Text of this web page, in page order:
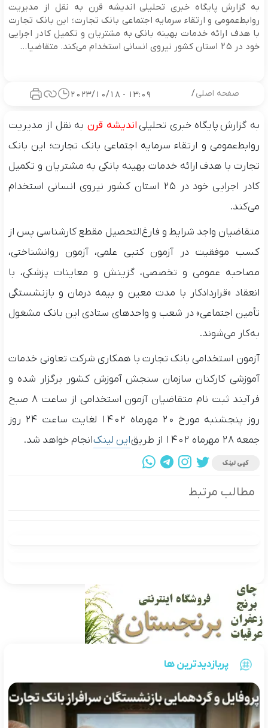
صفحه اصلی/
13:09 - 2023/10/18
به گزارش پایگاه خبری تحلیلی اندیشه قرن به نقل از مدیریت
روابط‌عمومی و ارتقاء سرمایه اجتماعی بانک تجارت؛ این بانک تجارت
با هدف ارائه خدمات بهینه بانکی به مشتریان و تکمیل کادر اجرایی
خود در ۲۵ استان کشور نیروی انسانی استخدام می‌کند. متقاضیا...
به گزارش پایگاه خبری تحلیلی اندیشه قرن به نقل از مدیریت
روابط‌عمومی و ارتقاء سرمایه اجتماعی بانک تجارت؛ این بانک
تجارت با هدف ارائه خدمات بهینه بانکی به مشتریان و تکمیل
کادر اجرایی خود در ۲۵ استان کشور نیروی انسانی استخدام
می‌کند.
متقاضیان واجد شرایط و فارغ‌التحصیل مقطع کارشناسی پس از
کسب موفقیت در آزمون کتبی علمی، آزمون روانشناختی،
مصاحبه عمومی و تخصصی، گزینش و معاینات پزشکی، با
انعقاد «قراردادکار با مدت معین و بیمه درمان و بازنشستگی
تأمین اجتماعی» در شعب و واحدهای ستادی این بانک مشغول
به‌کار می‌شوند.
آزمون استخدامی بانک تجارت با همکاری شرکت تعاونی خدمات
آموزشی کارکنان سازمان سنجش آموزش کشور برگزار شده و
فرآیند ثبت نام متقاضیان آزمون استخدامی از ساعت ۸ صبح
روز پنجشنبه مورخ ۲۰ مهرماه ۱۴۰۲ لغایت ساعت ۲۴ روز
جمعه ۲۸ مهرماه ۱۴۰۲ از طریق
این لینکانجام خواهد شد.
کپی لینک
مطالب مرتبط
پربازدیدترین ها